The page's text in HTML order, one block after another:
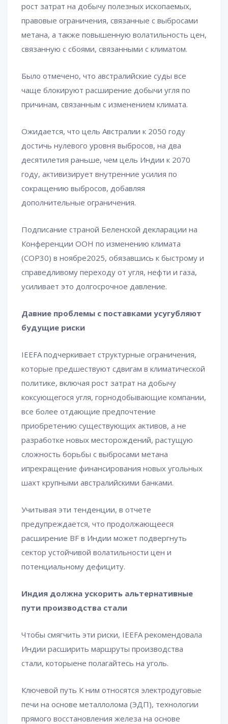
рост затрат на добычу полезных ископаемых,
правовые ограничения, связанные с выбросами
метана, а также повышенную волатильность цен,
связанную с сбоями, связанными с климатом.
Было отмечено, что австралийские суды все
чаще блокируют расширение добычи угля по
причинам, связанным с изменением климата.
Ожидается, что цель Австралии к 2050 году
достичь нулевого уровня выбросов, на два
десятилетия раньше, чем цель Индии к 2070
году, активизирует внутренние усилия по
сокращению выбросов, добавляя
дополнительные ограничения.
Подписание страной Беленской декларации на
Конференции ООН по изменению климата
(COP30) в ноябре2025, обязавшись к быстрому и
справедливому переходу от угля, нефти и газа,
усиливает это долгосрочное давление.
Давние проблемы с поставками усугубляют
будущие риски
IEEFA подчеркивает структурные ограничения,
которые предшествуют сдвигам в климатической
политике, включая рост затрат на добычу
коксующегося угля, горнодобывающие компании,
все более отдающие предпочтение
приобретению существующих активов, а не
разработке новых месторождений, растущую
сложность борьбы с выбросами метана
ипрекращение финансирования новых угольных
шахт крупными австралийскими банками.
Учитывая эти тенденции, в отчете
предупреждается, что продолжающееся
расширение BF в Индии может подвергнуть
сектор устойчивой волатильности цен и
потенциальному дефициту.
Индия должна ускорить альтернативные
пути производства стали
Чтобы смягчить эти риски, IEEFA рекомендовала
Индии расширить маршруты производства
стали, которыене полагайтесь на уголь.
Ключевой путь К ним относятся электродуговые
печи на основе металлолома (ЭДП), технологии
прямого восстановления железа на основе